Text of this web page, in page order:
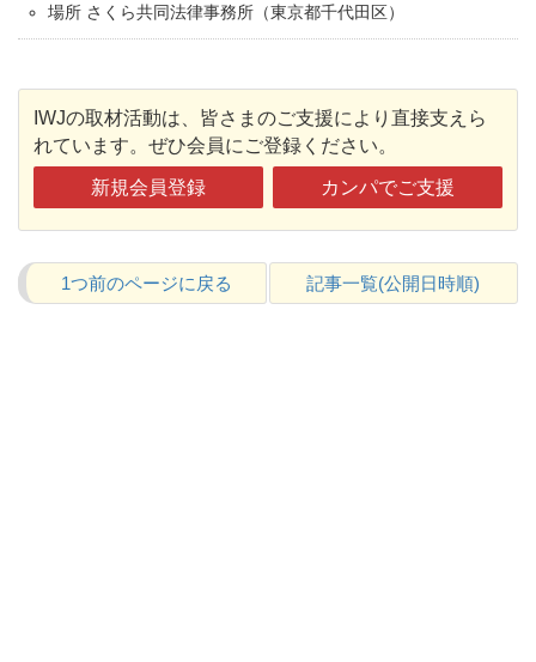
場所 さくら共同法律事務所（東京都千代田区）
IWJの取材活動は、皆さまのご支援により直接支えら
れています。ぜひ会員にご登録ください。
新規会員登録 カンパでご支援
1つ前のページに戻る 記事一覧(公開日時順)